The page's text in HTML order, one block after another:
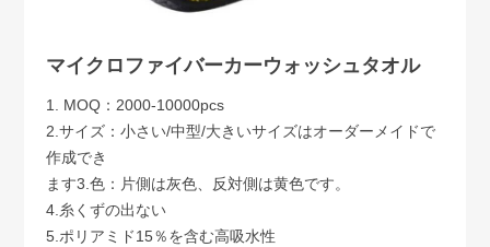
マイクロファイバーカーウォッシュタオル
1. MOQ：2000-10000pcs
2.サイズ：小さい/中型/大きいサイズはオーダーメイドで
作成でき
ます3.色：片側は灰色、反対側は黄色です。
4.糸くずの出ない
5.ポリアミド15％を含む高吸水性